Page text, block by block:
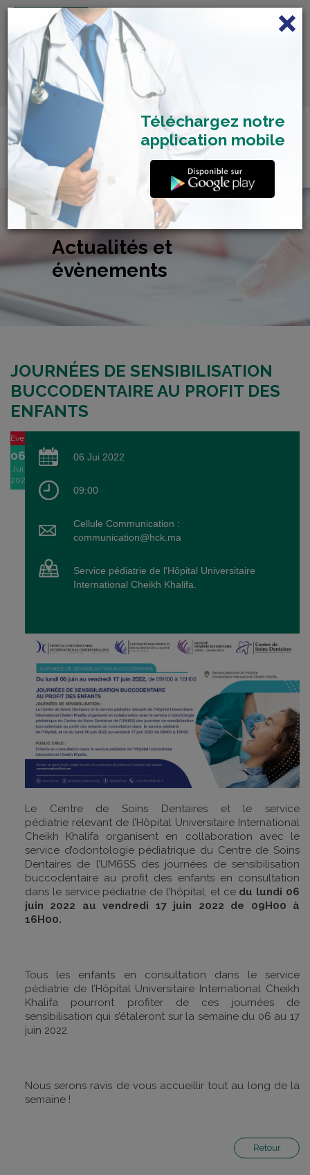
FRANÇAIS
Centre de Check-up Bilan
Santé
Actualités et
évènements
JOURNÉES DE SENSIBILISATION
BUCCODENTAIRE AU PROFIT DES
ENFANTS
Event
06
Jui
2022
06 Jui 2022
09:00
Cellule Communication :
communication@hck.ma
Service pédiatrie de l'Hôpital Universitaire
International Cheikh Khalifa.
Le Centre de Soins Dentaires et le service
pédiatrie relevant de l’Hôpital Universitaire International
Cheikh Khalifa organisent en collaboration avec le
service d’odontologie pédiatrique du Centre de Soins
Dentaires de l’UM6SS des journées de sensibilisation
buccodentaire au profit des enfants en consultation
dans le service pédiatrie de l’hôpital, et ce du lundi 06
juin 2022 au vendredi 17 juin 2022 de 09H00 à
16H00.
Tous les enfants en consultation dans le service
pédiatrie de l’Hôpital Universitaire International Cheikh
Khalifa pourront profiter de ces journées de
sensibilisation qui s’étaleront sur la semaine du 06 au 17
juin 2022.
Nous serons ravis de vous accueillir tout au long de la
semaine !
Retour
Téléchargez notre
application mobile